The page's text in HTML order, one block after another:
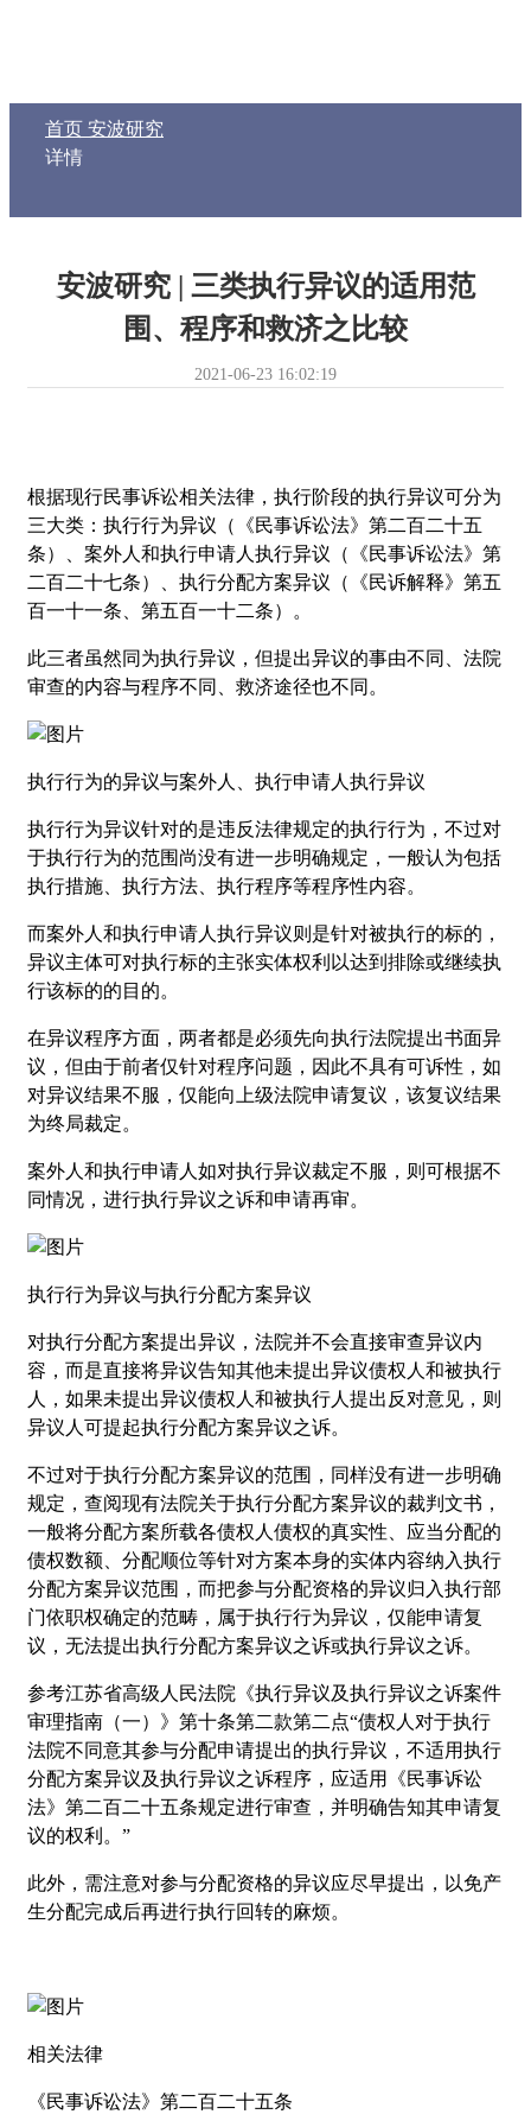
首页 安波研究
详情
安波研究 | 三类执行异议的适用范
围、程序和救济之比较
2021-06-23 16:02:19
根据现行民事诉讼相关法律，执行阶段的执行异议可分为
三大类：执行行为异议（《民事诉讼法》第二百二十五
条）、案外人和执行申请人执行异议（《民事诉讼法》第
二百二十七条）、执行分配方案异议（《民诉解释》第五
百一十一条、第五百一十二条）。
此三者虽然同为执行异议，但提出异议的事由不同、法院
审查的内容与程序不同、救济途径也不同。
执行行为的异议与案外人、执行申请人执行异议
执行行为异议针对的是违反法律规定的执行行为，不过对
于执行行为的范围尚没有进一步明确规定，一般认为包括
执行措施、执行方法、执行程序等程序性内容。
而案外人和执行申请人执行异议则是针对被执行的标的，
异议主体可对执行标的主张实体权利以达到排除或继续执
行该标的的目的。
在异议程序方面，两者都是必须先向执行法院提出书面异
议，但由于前者仅针对程序问题，因此不具有可诉性，如
对异议结果不服，仅能向上级法院申请复议，该复议结果
为终局裁定。
案外人和执行申请人如对执行异议裁定不服，则可根据不
同情况，进行执行异议之诉和申请再审。
执行行为异议与执行分配方案异议
对执行分配方案提出异议，法院并不会直接审查异议内
容，而是直接将异议告知其他未提出异议债权人和被执行
人，如果未提出异议债权人和被执行人提出反对意见，则
异议人可提起执行分配方案异议之诉。
不过对于执行分配方案异议的范围，同样没有进一步明确
规定，查阅现有法院关于执行分配方案异议的裁判文书，
一般将分配方案所载各债权人债权的真实性、应当分配的
债权数额、分配顺位等针对方案本身的实体内容纳入执行
分配方案异议范围，而把参与分配资格的异议归入执行部
门依职权确定的范畴，属于执行行为异议，仅能申请复
议，无法提出执行分配方案异议之诉或执行异议之诉。
参考江苏省高级人民法院《执行异议及执行异议之诉案件
审理指南（一）》第十条第二款第二点“债权人对于执行
法院不同意其参与分配申请提出的执行异议，不适用执行
分配方案异议及执行异议之诉程序，应适用《民事诉讼
法》第二百二十五条规定进行审查，并明确告知其申请复
议的权利。”
此外，需注意对参与分配资格的异议应尽早提出，以免产
生分配完成后再进行执行回转的麻烦。
相关法律
《民事诉讼法》第二百二十五条